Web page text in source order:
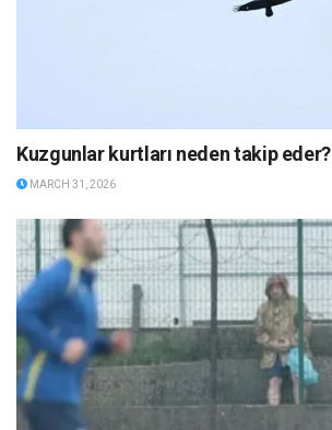
Kuzgunlar kurtları neden takip eder?
MARCH 31, 2026